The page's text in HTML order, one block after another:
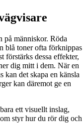
på människor. Röda
blå toner ofta förknippas
dessa effekter,
dig mitt i dem. När en
kan det skapa en känsla
kan däremot ge en
ett visuellt inslag,
styr hur du rör dig och